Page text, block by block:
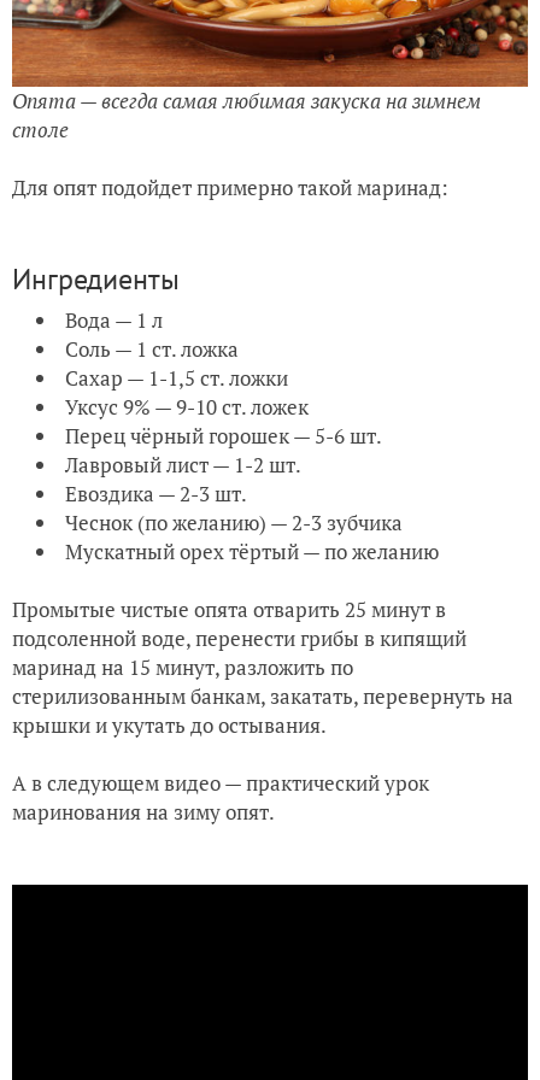
Опята — всегда самая любимая закуска на зимнем
столе
Для опят подойдет примерно такой маринад:
Ингредиенты
Вода — 1 л
Соль — 1 ст. ложка
Сахар — 1-1,5 ст. ложки
Уксус 9% — 9-10 ст. ложек
Перец чёрный горошек — 5-6 шт.
Лавровый лист — 1-2 шт.
Евоздика — 2-3 шт.
Чеснок (по желанию) — 2-3 зубчика
Мускатный орех тёртый — по желанию
Промытые чистые опята отварить 25 минут в
подсоленной воде, перенести грибы в кипящий
маринад на 15 минут, разложить по
стерилизованным банкам, закатать, перевернуть на
крышки и укутать до остывания.
А в следующем видео — практический урок
маринования на зиму опят.